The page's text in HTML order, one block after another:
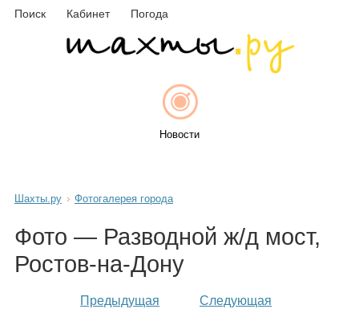
Поиск Кабинет Погода
Новости
Шахты.ру Фотогалерея города
Фото — Разводной ж/д мост,
Ростов-на-Дону
Предыдущая Следующая